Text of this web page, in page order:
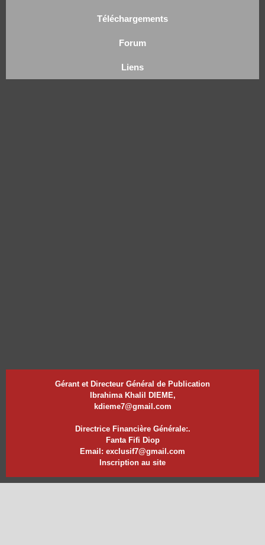
Téléchargements
Forum
Liens
Gérant et Directeur Général de Publication
Ibrahima Khalil DIEME,
kdieme7@gmail.com
Directrice Financière Générale:.
Fanta Fifi Diop
Email: exclusif7@gmail.com
Inscription au site